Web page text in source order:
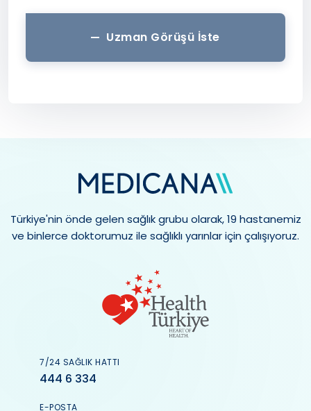
Uzman Görüşü İste
Türkiye'nin önde gelen sağlık grubu olarak, 19 hastanemiz
ve binlerce doktorumuz ile sağlıklı yarınlar için çalışıyoruz.
7/24 SAĞLIK HATTI
444 6 334
E-POSTA